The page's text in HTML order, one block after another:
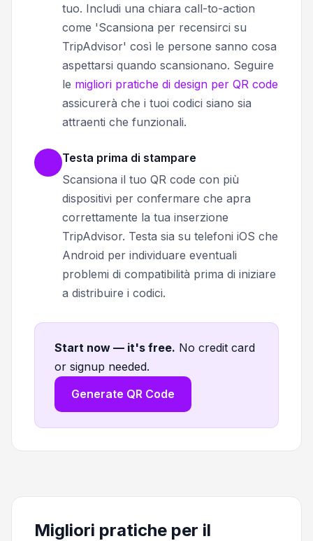
tuo. Includi una chiara call-to-action
come 'Scansiona per recensirci su
TripAdvisor' così le persone sanno cosa
aspettarsi quando scansionano. Seguire
le migliori pratiche di design per QR code
assicurerà che i tuoi codici siano sia
attraenti che funzionali.
Testa prima di stampare
Scansiona il tuo QR code con più
dispositivi per confermare che apra
correttamente la tua inserzione
TripAdvisor. Testa sia su telefoni iOS che
Android per individuare eventuali
problemi di compatibilità prima di iniziare
a distribuire i codici.
Start now — it's free. No credit card
or signup needed.
Generate QR Code
Migliori pratiche per il